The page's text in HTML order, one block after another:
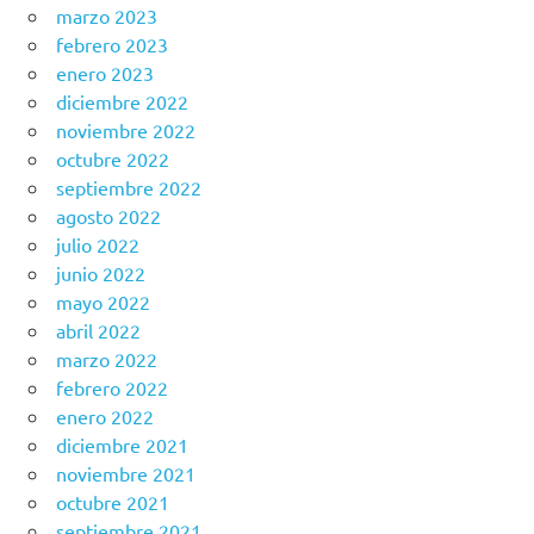
marzo 2023
febrero 2023
enero 2023
diciembre 2022
noviembre 2022
octubre 2022
septiembre 2022
agosto 2022
julio 2022
junio 2022
mayo 2022
abril 2022
marzo 2022
febrero 2022
enero 2022
diciembre 2021
noviembre 2021
octubre 2021